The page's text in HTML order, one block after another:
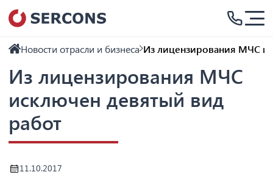
Новости отрасли и бизнеса Из лицензирования МЧС
Из лицензирования МЧС
исключен девятый вид
работ
11.10.2017